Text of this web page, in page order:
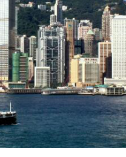
數據見證文儒沉香從
員考察團來瓊考察
帶動消費約18億元
營收2.58萬億 利潤總額
閱讀新玩法